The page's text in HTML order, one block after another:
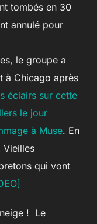
tombés en 30
annulé pour
le groupe a
à Chicago après
éclairs sur cette
le jour
à Muse. En
Vieilles
qui vont
! Le